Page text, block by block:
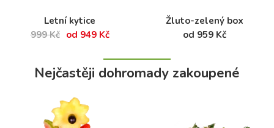
Letní kytice
999 Kč od 949 Kč
Žluto-zelený box
od 959 Kč
Nejčastěji dohromady zakoupené